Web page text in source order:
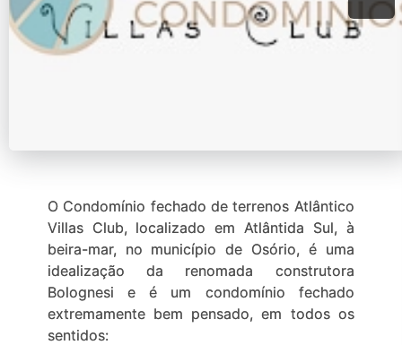
O Condomínio fechado de terrenos Atlântico
Villas Club, localizado em Atlântida Sul, à
beira-mar, no município de Osório, é uma
idealização da renomada construtora
Bolognesi e é um condomínio fechado
extremamente bem pensado, em todos os
sentidos: